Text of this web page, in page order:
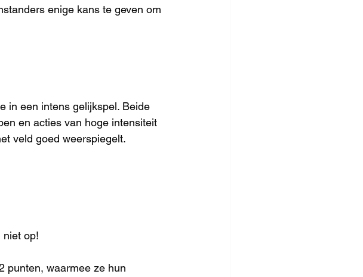
enige kans te geven om
in een intens gelijkspel. Beide
en acties van hoge intensiteit
veld goed weerspiegelt.
niet op!
punten, waarmee ze hun